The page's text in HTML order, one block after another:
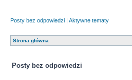
Posty bez odpowiedzi | Aktywne tematy
Strona główna
Posty bez odpowiedzi